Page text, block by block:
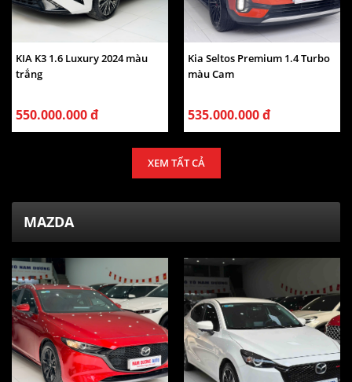
KIA K3 1.6 Luxury 2024 màu
trắng
550.000.000 đ
Kia Seltos Premium 1.4 Turbo
màu Cam
535.000.000 đ
XEM TẤT CẢ
MAZDA